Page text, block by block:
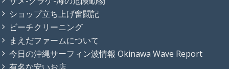
ショップ立ち上げ奮闘記
ビーチクリーニング
まえだファームについて
今日の沖縄サーフィン波情報 Okinawa Wave Report